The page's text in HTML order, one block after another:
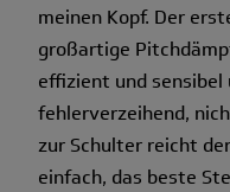
meinen Kopf. Der
großartige
effizient und
fehlerverzeihend,
zur Schulter reicht
einfach, das beste